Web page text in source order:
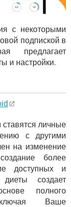
с некоторыми
подпиской в
предлагает
и настройки.
личные
с другими
на изменение
более
доступных и
создает
полного
Ваше